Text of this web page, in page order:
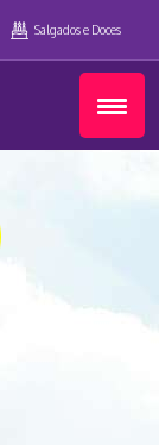
Salgados e Doces